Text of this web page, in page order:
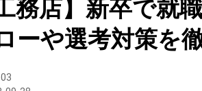
務店】新卒で就
ーや選考対策を